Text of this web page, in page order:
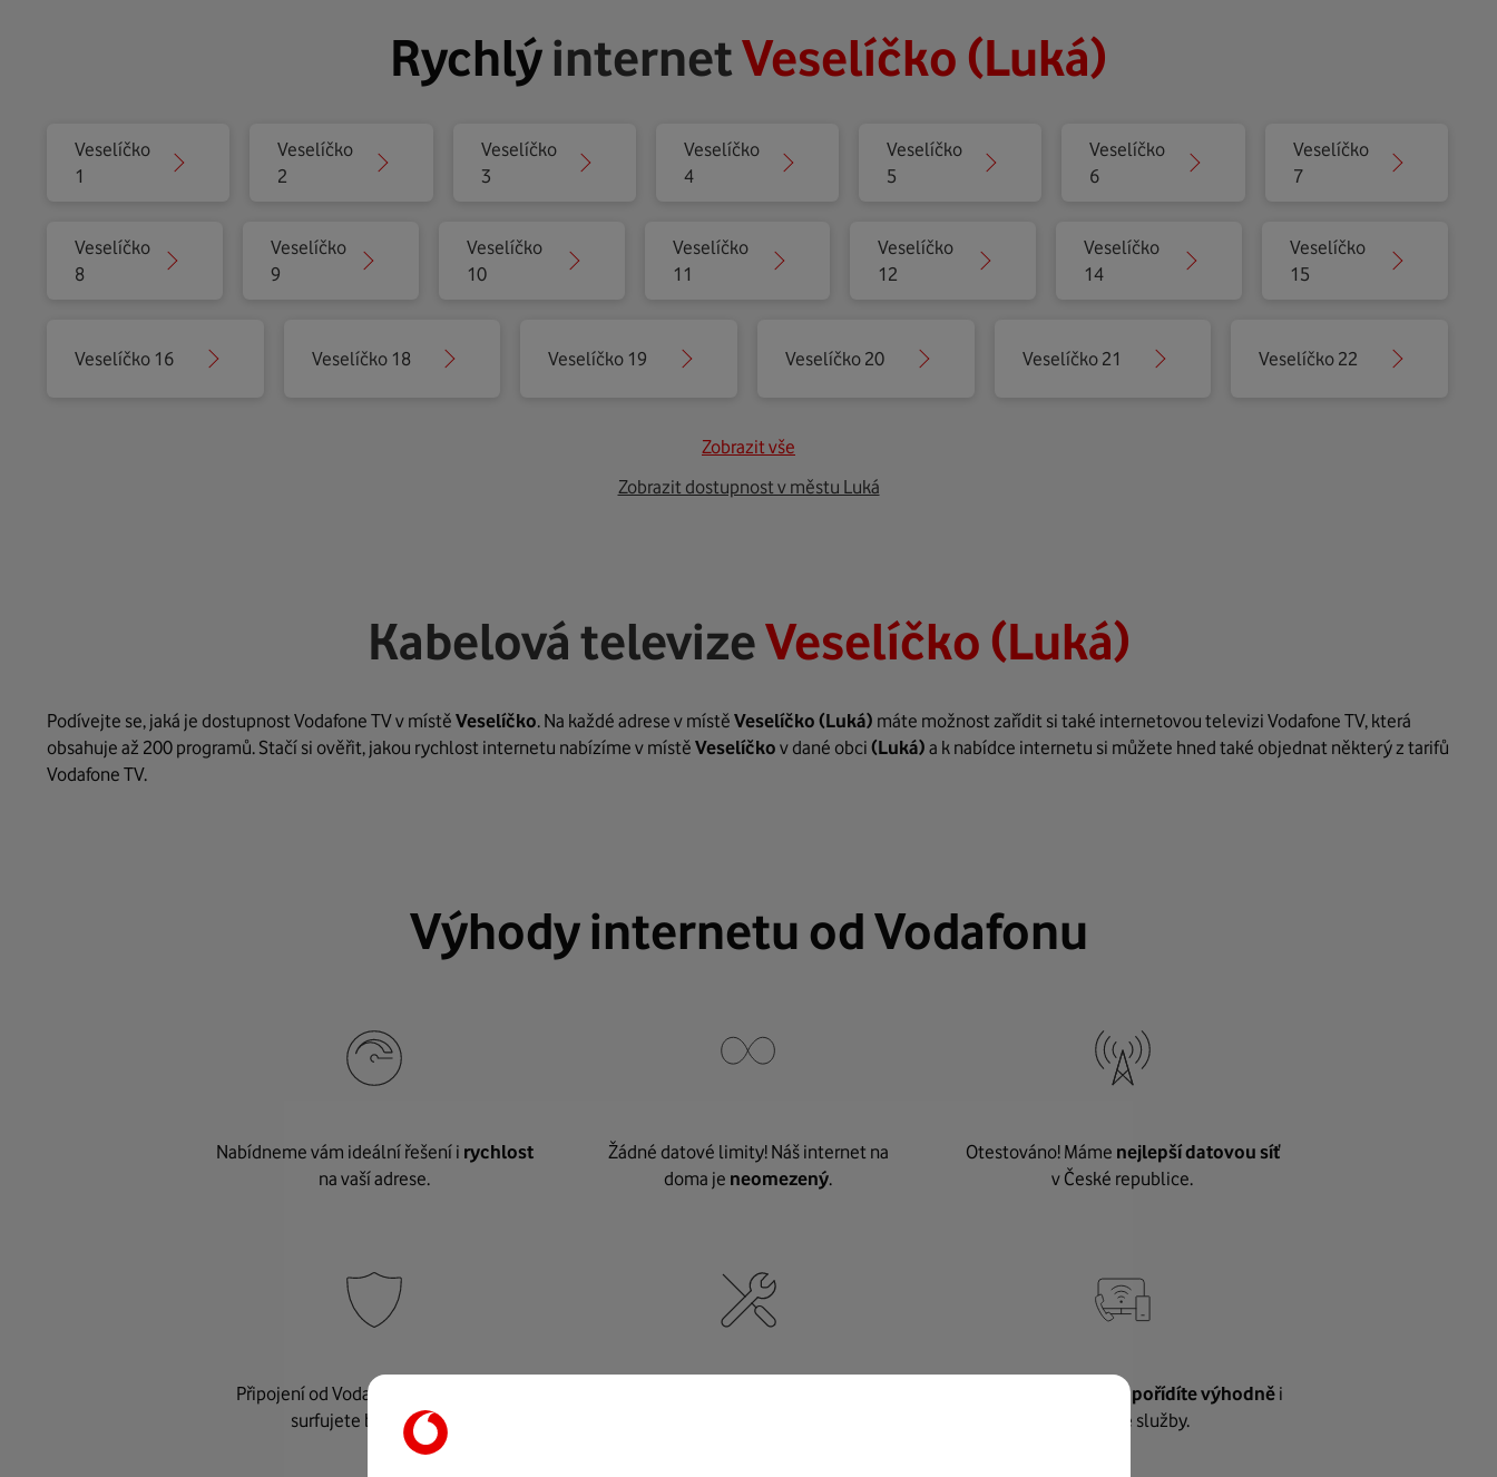
RychlýinternetVeselíčko (Luká)
Veselíčko
1
Veselíčko
2
Veselíčko
3
Veselíčko
4
Veselíčko
5
Veselíčko
6
Veselíčko
7
Veselíčko
8
Veselíčko
9
Veselíčko
10
Veselíčko
11
Veselíčko
12
Veselíčko
14
Veselíčko
15
Veselíčko 16 Veselíčko 18 Veselíčko 19 Veselíčko 20 Veselíčko 21 Veselíčko 22
Zobrazit vše
Zobrazit dostupnost v městu Luká
Kabelová televizeVeselíčko (Luká)
Podívejte se, jaká je dostupnost Vodafone TV v místě Veselíčko. Na každé adrese v místě Veselíčko (Luká) máte možnost zařídit si také internetovou televizi Vodafone TV, která
obsahuje až 200 programů. Stačí si ověřit, jakou rychlost internetu nabízíme v místě Veselíčko v dané obci (Luká) a k nabídce internetu si můžete hned také objednat některý z tarifů
Vodafone TV.
Výhody internetu od Vodafonu
Nabídneme vám ideální řešení i rychlost
na vaší adrese.
Žádné datové limity! Náš internet na
doma je neomezený.
Otestováno! Máme nejlepší datovou síť
v České republice.
Připojení od Vodafonu je
surfujete bez starostí.
K pevnému internetupořídíte výhodněi
další naše služby.